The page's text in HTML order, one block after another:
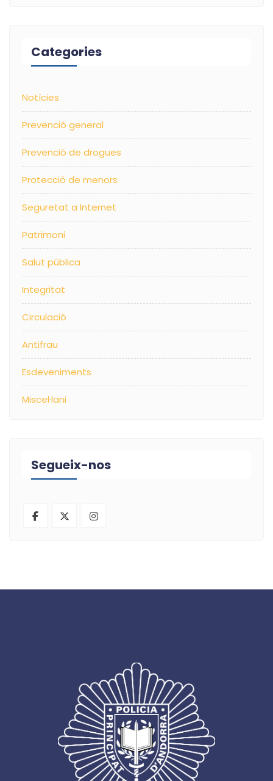
Categories
Notícies
Prevenció general
Prevenció de drogues
Protecció de menors
Seguretat a Internet
Patrimoni
Salut pública
Integritat
Circulació
Antifrau
Esdeveniments
Miscel·lani
Segueix-nos